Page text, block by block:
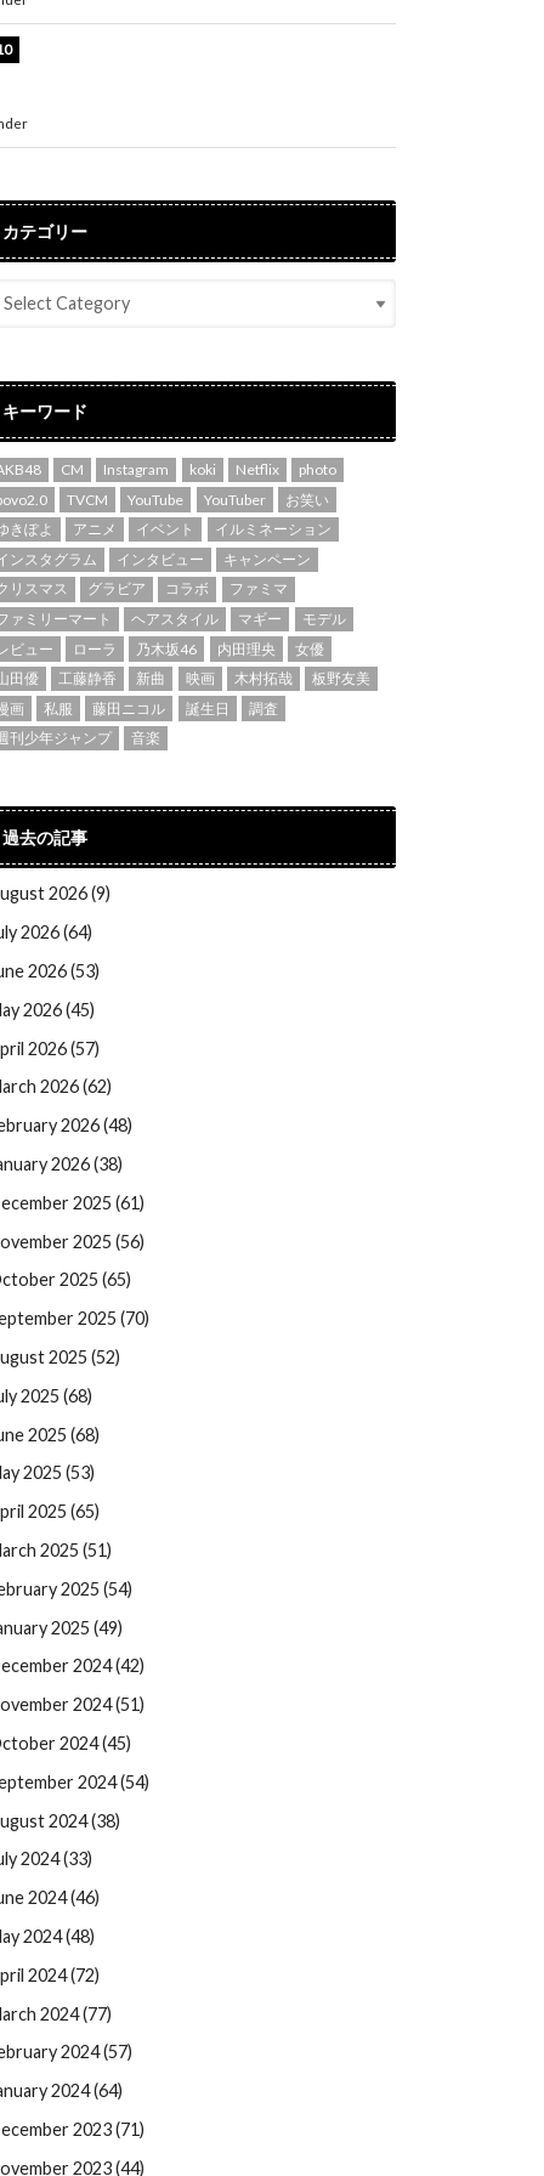
カテゴリー
キーワード
CM Instagram koki Netflix
photo
TVCM YouTube YouTuber
お笑い
きぽよ
アニメ イベント
イルミネーション
ンスタグラム
インタビュー
キャンペーン
リスマス
グラビア コラボ
ファミマ
ァミリーマート
ヘアスタイル マギー
モデル
ビュー
ローラ 乃木坂46 内田理央
女優
田優
工藤静香 新曲 映画 木村拓哉
板野友美
画
私服 藤田ニコル 誕生日
調査
刊少年ジャンプ
音楽
過去の記事
2026 (9)
2026 (64)
2026 (53)
2026 (45)
2026 (57)
2026 (62)
2026 (48)
2026 (38)
2025 (61)
2025 (56)
2025 (65)
2025 (70)
2025 (52)
2025 (68)
2025 (68)
2025 (53)
2025 (65)
2025 (51)
2025 (54)
2025 (49)
2024 (42)
2024 (51)
2024 (45)
2024 (54)
2024 (38)
2024 (33)
2024 (46)
2024 (48)
2024 (72)
2024 (77)
2024 (57)
2024 (64)
2023 (71)
2023 (44)